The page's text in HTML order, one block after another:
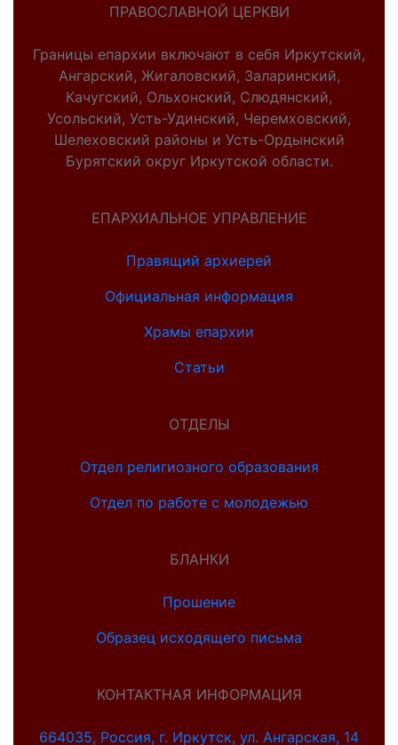
ПРАВОСЛАВНОЙ ЦЕРКВИ
Границы епархии включают в себя Иркутский,
Ангарский, Жигаловский, Заларинский,
Качугский, Ольхонский, Слюдянский,
Усольский, Усть-Удинский, Черемховский,
Шелеховский районы и Усть-Ордынский
Бурятский округ Иркутской области.
ЕПАРХИАЛЬНОЕ УПРАВЛЕНИЕ
Правящий архиерей
Официальная информация
Храмы епархии
Статьи
ОТДЕЛЫ
Отдел религиозного образования
Отдел по работе с молодежью
БЛАНКИ
Прошение
Образец исходящего письма
КОНТАКТНАЯ ИНФОРМАЦИЯ
664035, Россия, г. Иркутск, ул. Ангарская, 14